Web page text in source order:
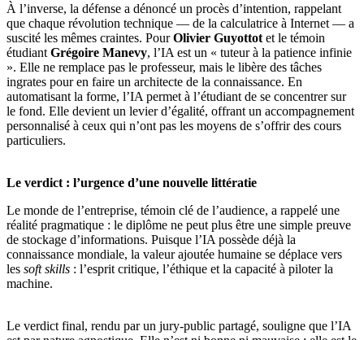
À l’inverse, la défense a dénoncé un procès d’intention, rappelant
que chaque révolution technique — de la calculatrice à Internet — a
suscité les mêmes craintes. PourOlivier Guyottot et le témoin
étudiant Grégoire Manevy, l’IA est un « tuteur à la patience infinie
». Elle ne remplace pas le professeur, mais le libère des tâches
ingrates pour en faire un architecte de la connaissance. En
automatisant la forme, l’IA permet à l’étudiant de se concentrer sur
le fond. Elle devient un levier d’égalité, offrant un accompagnement
personnalisé à ceux qui n’ont pas les moyens de s’offrir des cours
particuliers.
Le verdict : l’urgence d’une nouvelle littératie
Le monde de l’entreprise, témoin clé de l’audience, a rappelé une
réalité pragmatique : le diplôme ne peut plus être une simple preuve
de stockage d’informations. Puisque l’IA possède déjà la
connaissance mondiale, la valeur ajoutée humaine se déplace vers
les soft skills : l’esprit critique, l’éthique et la capacité à piloter la
machine.
Le verdict final, rendu par un jury-public partagé, souligne que l’IA